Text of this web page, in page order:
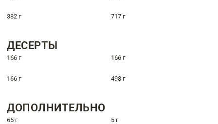
382 г 717 г
ДЕСЕРТЫ
166 г 166 г
166 г 498 г
ДОПОЛНИТЕЛЬНО
65 г 5 г